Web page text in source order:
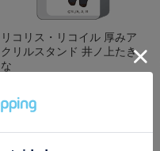
リコリス・リコイル 厚みア
クリルスタンド 井ノ上たき
な
在庫 ○